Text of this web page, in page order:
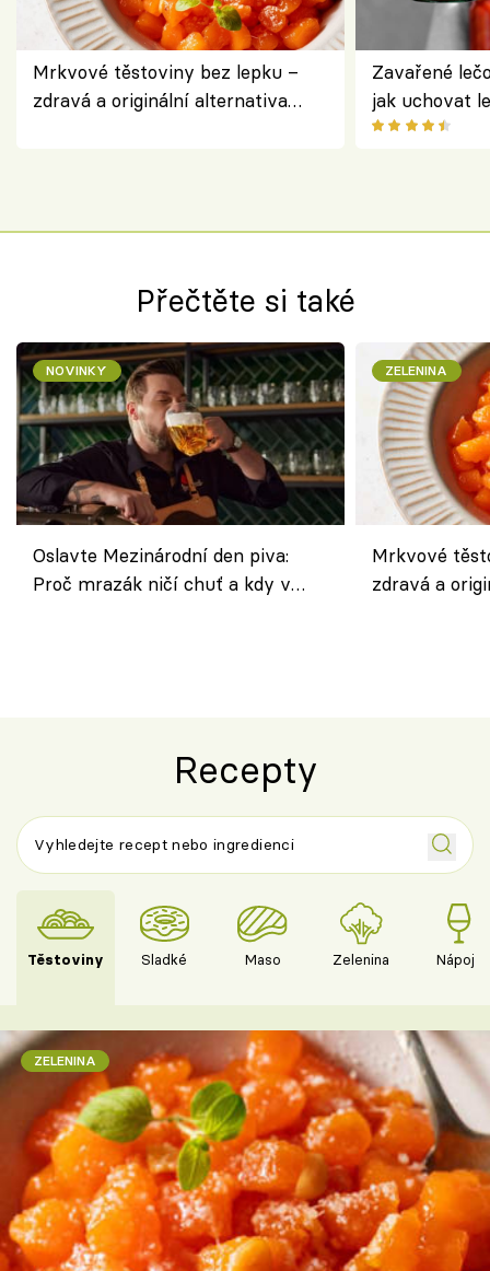
Mrkvové těstoviny bez lepku –
zdravá a originální alternativa
Zavařené
jak uchovat
Přečtěte si také
NOVINKY
Oslavte Mezinárodní den piva:
Proč mrazák ničí chuť a kdy v
ZELENINA
Mrkvové
zdravá a
Recepty
Těstoviny Sladké Maso Zelenina Nápoje
ZELENINA